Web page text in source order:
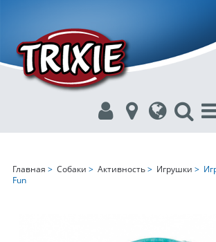
Главная > Собаки > Активность> Игрушки >
Fun